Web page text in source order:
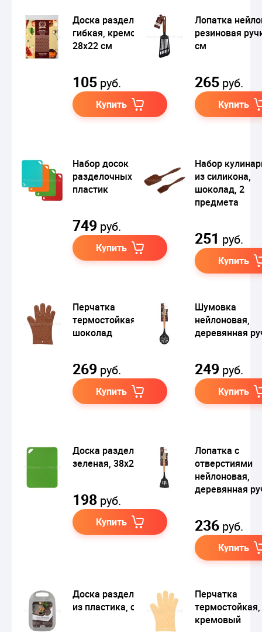
Доска разделочная
гибкая, кремовый,
28х22 см
105 руб.
Купить
Лопатка
резиновая
см
265 руб.
Купить
Набор досок
разделочных 4 шт,
пластик
749 руб.
Купить
Набор
из силикона,
шоколад, 2
предмета
251 руб.
Купить
Перчатка
термостойкая,
шоколад
269 руб.
Купить
Шумовка
нейлоновая,
деревянная
249 руб.
Купить
Доска разделочная,
зеленая, 38х29 см
198 руб.
Купить
Лопатка с
отверстиями
нейлоновая,
деревянная
236 руб.
Купить
Доска разделочная,
из пластика, серая
Перчатка
термостойкая,
кремовый